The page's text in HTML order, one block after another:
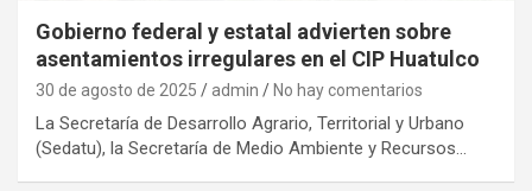
Gobierno federal y estatal advierten sobre
asentamientos irregulares en el CIP Huatulco
30 de agosto de 2025 admin No hay comentarios
La Secretaría de Desarrollo Agrario, Territorial y Urbano
(Sedatu), la Secretaría de Medio Ambiente y Recursos…